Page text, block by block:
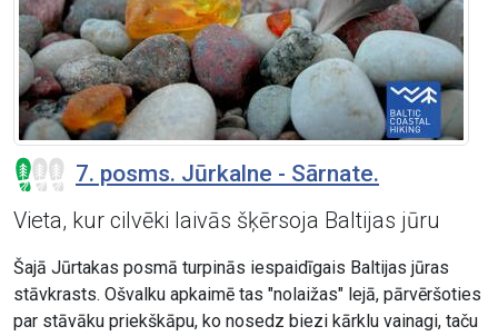
7. posms. Jūrkalne - Sārnate.
Vieta, kur cilvēki laivās šķērsoja Baltijas jūru
Šajā Jūrtakas posmā turpinās iespaidīgais Baltijas jūras
stāvkrasts. Ošvalku apkaimē tas "nolaižas" lejā, pārvēršoties
par stāvāku priekškāpu, ko nosedz biezi kārklu vainagi, taču